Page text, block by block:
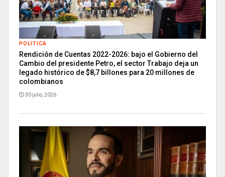
POLITICA
Rendición de Cuentas 2022-2026: bajo el Gobierno del
Cambio del presidente Petro, el sector Trabajo deja un
legado histórico de $8,7 billones para 20 millones de
colombianos
30 julio, 2026